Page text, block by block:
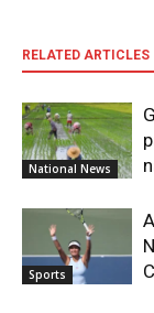
RELATED ARTICLES
National News
Sports